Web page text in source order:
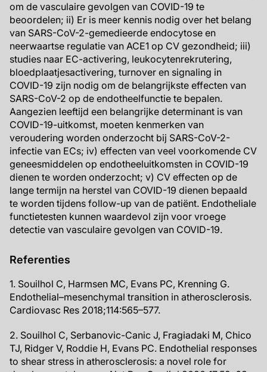
om de vasculaire gevolgen van COVID-19 te
beoordelen; ii) Er is meer kennis nodig over het belang
van SARS-CoV-2-gemedieerde endocytose en
neerwaartse regulatie van ACE1 op CV gezondheid; iii)
studies naar EC-activering, leukocytenrekrutering,
bloedplaatjesactivering, turnover en signaling in
COVID-19 zijn nodig om de belangrijkste effecten van
SARS-CoV-2 op de endotheelfunctie te bepalen.
Aangezien leeftijd een belangrijke determinant is van
COVID-19-uitkomst, moeten kenmerken van
veroudering worden onderzocht bij SARS-CoV-2-
infectie van ECs; iv) effecten van veel voorkomende CV
geneesmiddelen op endotheeluitkomsten in COVID-19
dienen te worden onderzocht; v) CV effecten op de
lange termijn na herstel van COVID-19 dienen bepaald
te worden tijdens follow-up van de patiënt. Endotheliale
functietesten kunnen waardevol zijn voor vroege
detectie van vasculaire gevolgen van COVID-19.
Referenties
1. Souilhol C, Harmsen MC, Evans PC, Krenning G.
Endothelial–mesenchymal transition in atherosclerosis.
Cardiovasc Res 2018;114:565–577.
2. Souilhol C, Serbanovic-Canic J, Fragiadaki M, Chico
TJ, Ridger V, Roddie H, Evans PC. Endothelial responses
to shear stress in atherosclerosis: a novel role for